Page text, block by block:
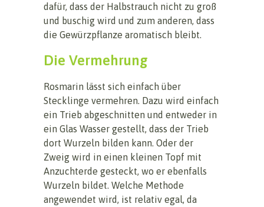
dafür, dass der Halbstrauch nicht zu groß
und buschig wird und zum anderen, dass
die Gewürzpflanze aromatisch bleibt.
Die Vermehrung
Rosmarin lässt sich einfach über
Stecklinge vermehren. Dazu wird einfach
ein Trieb abgeschnitten und entweder in
ein Glas Wasser gestellt, dass der Trieb
dort Wurzeln bilden kann. Oder der
Zweig wird in einen kleinen Topf mit
Anzuchterde gesteckt, wo er ebenfalls
Wurzeln bildet. Welche Methode
angewendet wird, ist relativ egal, da